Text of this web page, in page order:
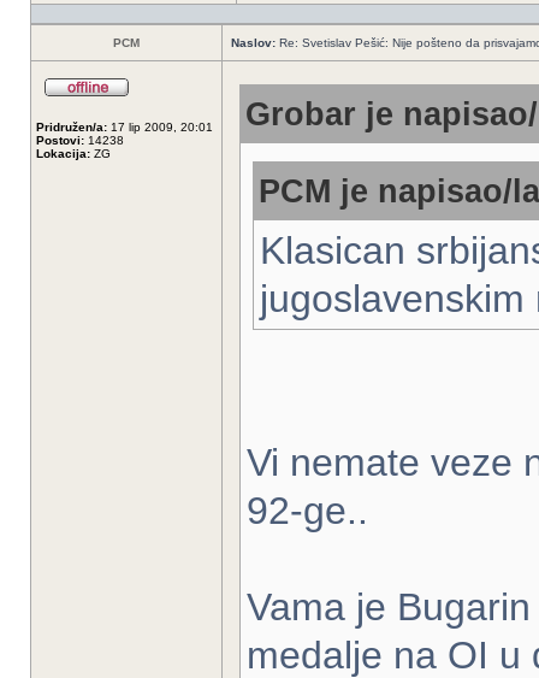
PCM Naslov: Re: Svetislav Pešić: Nije pošteno da
Pridružen/a: 17 lip 2009, 20:01
Postovi: 14238
Lokacija: ZG
Grobar je
PCM je napisao/
Klasican
jugoslavenskim
Vi nemate veze
92-ge..
Vama je
medalje na OI u